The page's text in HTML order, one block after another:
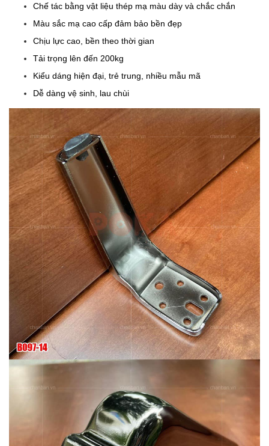
Chế tác bằng vật liệu thép mạ màu dày và chắc chắn
Màu sắc mạ cao cấp đảm bảo bền đẹp
Chịu lực cao, bền theo thời gian
Tải trọng lên đến 200kg
Kiểu dáng hiện đại, trẻ trung, nhiều mẫu mã
Dễ dàng vệ sinh, lau chùi